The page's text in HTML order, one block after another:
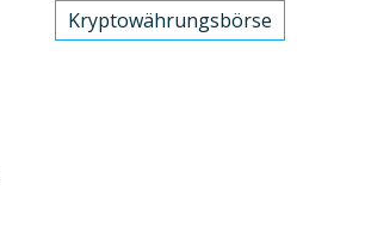
Kryptowährungsbörse